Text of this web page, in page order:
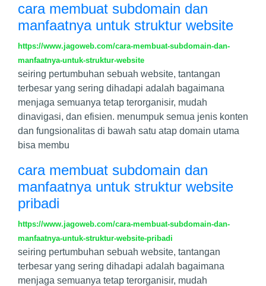
cara membuat subdomain dan
manfaatnya untuk struktur website
https://www.jagoweb.com/cara-membuat-subdomain-dan-
manfaatnya-untuk-struktur-website
seiring pertumbuhan sebuah website, tantangan
terbesar yang sering dihadapi adalah bagaimana
menjaga semuanya tetap terorganisir, mudah
dinavigasi, dan efisien. menumpuk semua jenis konten
dan fungsionalitas di bawah satu atap domain utama
bisa membu
cara membuat subdomain dan
manfaatnya untuk struktur website
pribadi
https://www.jagoweb.com/cara-membuat-subdomain-dan-
manfaatnya-untuk-struktur-website-pribadi
seiring pertumbuhan sebuah website, tantangan
terbesar yang sering dihadapi adalah bagaimana
menjaga semuanya tetap terorganisir, mudah